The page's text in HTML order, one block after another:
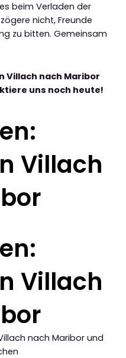
beim Verladen der
nicht, Freunde
zu bitten. Gemeinsam
Villach nach Maribor
uns noch heute!
Villach
Villach
nach Maribor und